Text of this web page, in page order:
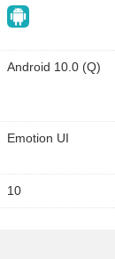
Android 10.0 (Q)
Emotion UI
10